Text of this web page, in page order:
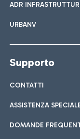
ADR
URBANV
Supporto
CONTATTI
ASSISTENZA
DOMANDE